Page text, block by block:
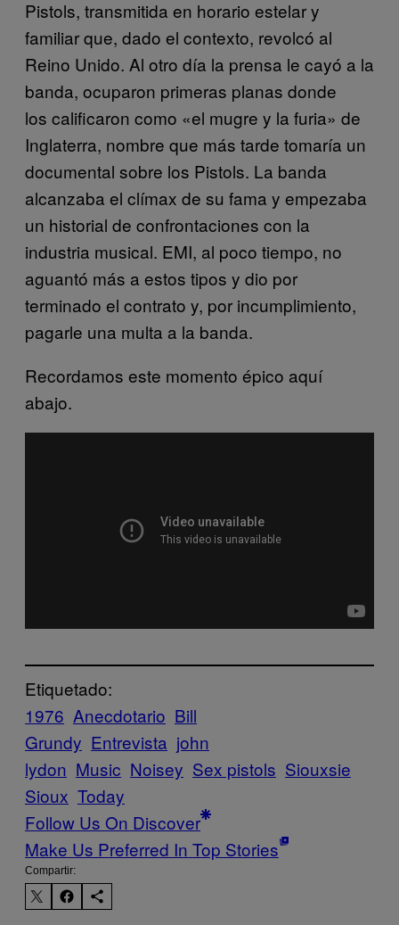
Pistols, transmitida en horario estelar y
familiar que, dado el contexto, revolcó al
Reino Unido. Al otro día la prensa le cayó a la
banda, ocuparon primeras planas donde
los calificaron como «el mugre y la furia» de
Inglaterra, nombre que más tarde tomaría un
documental sobre los Pistols. La banda
alcanzaba el clímax de su fama y empezaba
un historial de confrontaciones con la
industria musical. EMI, al poco tiempo, no
aguantó más a estos tipos y dio por
terminado el contrato y, por incumplimiento,
pagarle una multa a la banda.
Recordamos este momento épico aquí
abajo.
Etiquetado:
1976 Anecdotario Bill
Grundy Entrevista john
lydon Music Noisey Sex pistols Siouxsie
Sioux Today
Follow Us On Discover
Make Us Preferred In Top Stories
Compartir: